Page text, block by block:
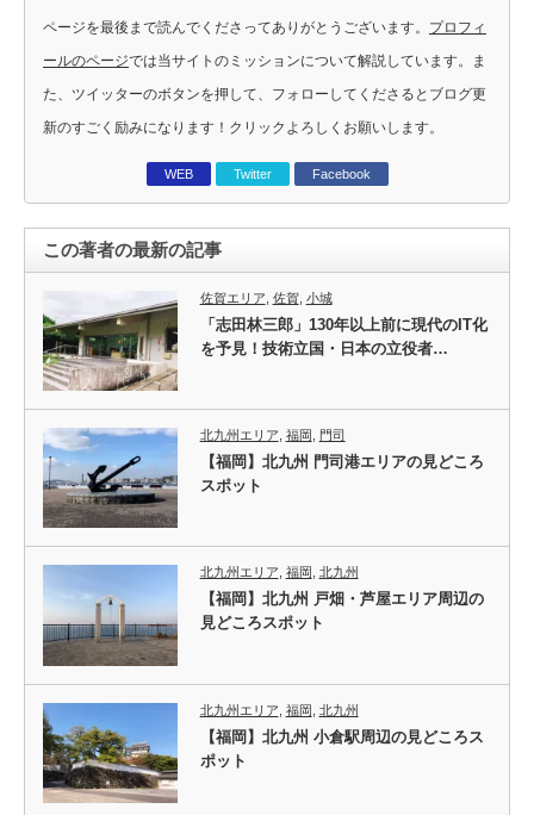
ページを最後まで読んでくださってありがとうございます。 プロフィ
ールのページでは当サイトのミッションについて解説しています。ま
た、ツイッターのボタンを押して、フォローしてくださるとブログ更
新のすごく励みになります！クリックよろしくお願いします。
WEB Twitter Facebook
この著者の最新の記事
佐賀エリア 佐賀, 小城
「志田林三郎」130年以上前に現代のIT化
を予見！技術立国・日本の立役者…
北九州エリア 福岡 門司
【福岡】北九州 門司港エリアの見どころ
スポット
北九州エリア, 福岡 , 北九州
【福岡】北九州 戸畑・芦屋エリア周辺の
見どころスポット
北九州エリア 福岡 北九州
【福岡】北九州 小倉駅周辺の見どころス
ポット